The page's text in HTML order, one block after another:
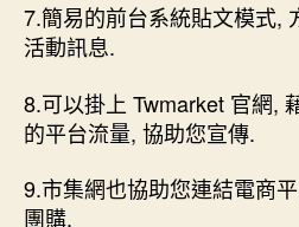
7.簡易的前台系統貼文模式,
活動訊息.
8.可以掛上 Twmarket 官網,
的平台流量, 協助您宣傳.
9.市集網也協助您連結電商
團購.